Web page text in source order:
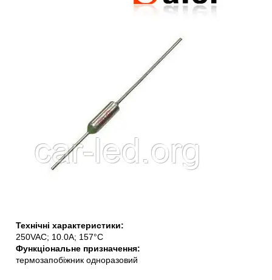
Технічні характеристики:
250VAC; 10.0A; 157°C
Функціональне призначення:
термозапобіжник одноразовий